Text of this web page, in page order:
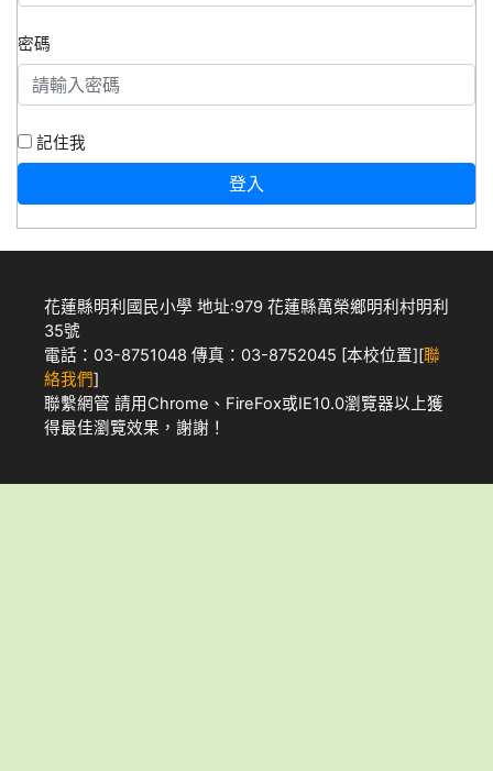
密碼
記住我
登入
花蓮縣明利國民小學 地址:979 花蓮縣萬榮鄉明利村明利
35號
電話：03-8751048 傳真：03-8752045 [本校位置][聯
絡我們]
聯繫網管 請用 Chrome 、 FireFox或IE10.0瀏覽器以上獲
得最佳瀏覽效果，謝謝！